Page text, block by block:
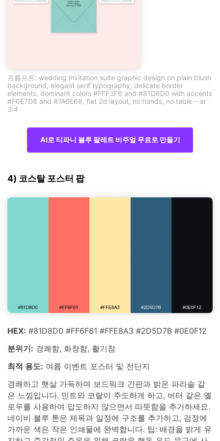
프롬프트: wedding invitation suite graphic design on plain blush
background, elegant serif typography, delicate border
elements, dominant colors #FFF3F6 and #81D8D0 with accents
#F0E7D8 and #7A6E68, flat 2d layout, no hands, no table --ar
3:4
AI로 티파니 블루 팔레트 비주얼 무료로 만들기
4) 코스탈 포스터 팝
HEX: #81D8D0 #FF6F61 #FFE8A3 #2D5D7B #0E0F12
분위기: 경쾌함, 화창함, 활기참
최적 용도: 여름 이벤트 포스터 및 전단지
경쾌하고 햇살 가득하며 보드워크 간판과 밝은 파라솔 같
은 느낌입니다. 민트와 코랄이 주도하게 하고, 버터 같은 옐
로우를 사용하여 압도하지 않으면서 따뜻함을 추가하세요.
네이비 블루 톤은 제목과 일정에 구조를 추가하고, 검정에
가까운 색은 작은 인쇄물에 완벽합니다. 팁: 배경을 밝게 유